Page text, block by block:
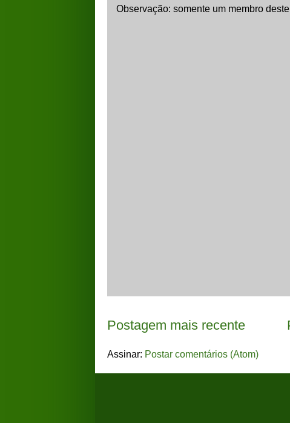
Observação: somente um membro
Postagem mais recente
Assinar: Postar comentários (Atom)